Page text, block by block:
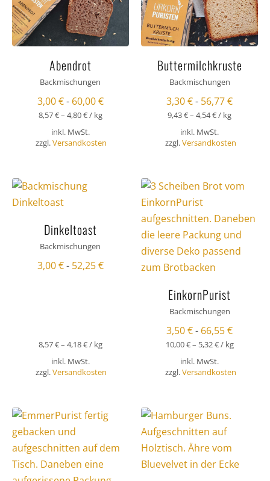
Abendrot
Backmischungen
3,00€- 60,00€
8,57€– 4,80€/ kg
inkl. MwSt.
zzgl.Versandkosten
Buttermilchkruste
Backmischungen
3,30€- 56,77€
9,43€– 4,54€/ kg
inkl. MwSt.
zzgl.Versandkosten
Dinkeltoast
Backmischungen
3,00€- 52,25€
8,57€– 4,18€/ kg
inkl. MwSt.
zzgl.Versandkosten
EinkornPurist
Backmischungen
3,50€- 66,55€
10,00€– 5,32€/ kg
inkl. MwSt.
zzgl.Versandkosten